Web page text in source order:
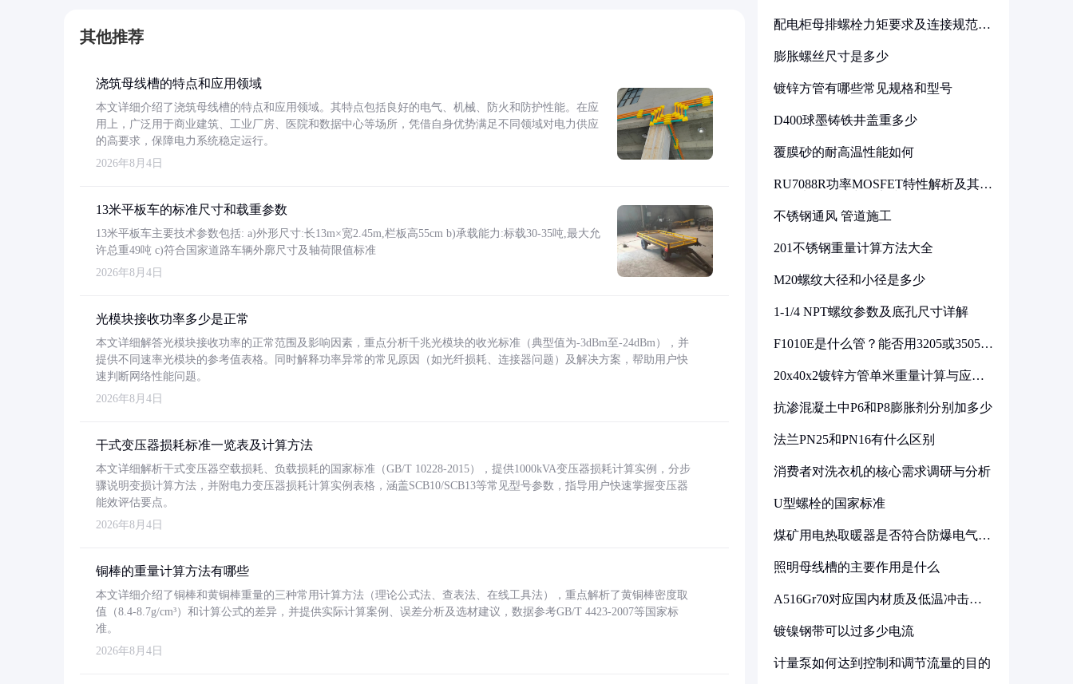
其他推荐
浇筑母线槽的特点和应用领域
本文详细介绍了浇筑母线槽的特点和应用领域。其特点包括良好的电气、机械、防火和防护性能。在应
用上，广泛用于商业建筑、工业厂房、医院和数据中心等场所，凭借自身优势满足不同领域对电力供应
的高要求，保障电力系统稳定运行。
2026年8月4日
13米平板车的标准尺寸和载重参数
13米平板车主要技术参数包括: a)外形尺寸:长13m×宽2.45m,栏板高55cm b)承载能力:标载30-35吨,最大允
许总重49吨 c)符合国家道路车辆外廓尺寸及轴荷限值标准
2026年8月4日
光模块接收功率多少是正常
本文详细解答光模块接收功率的正常范围及影响因素，重点分析千兆光模块的收光标准（典型值为-3dBm至-24dBm），并
提供不同速率光模块的参考值表格。同时解释功率异常的常见原因（如光纤损耗、连接器问题）及解决方案，帮助用户快
速判断网络性能问题。
2026年8月4日
干式变压器损耗标准一览表及计算方法
本文详细解析干式变压器空载损耗、负载损耗的国家标准（GB/T 10228-2015），提供1000kVA变压器损耗计算实例，分步
骤说明变损计算方法，并附电力变压器损耗计算实例表格，涵盖SCB10/SCB13等常见型号参数，指导用户快速掌握变压器
能效评估要点。
2026年8月4日
铜棒的重量计算方法有哪些
本文详细介绍了铜棒和黄铜棒重量的三种常用计算方法（理论公式法、查表法、在线工具法），重点解析了黄铜棒密度取
值（8.4-8.7g/cm³）和计算公式的差异，并提供实际计算案例、误差分析及选材建议，数据参考GB/T 4423-2007等国家标
准。
2026年8月4日
配电柜母排螺栓力矩要求及连接规范详
膨胀螺丝尺寸是多少
镀锌方管有哪些常见规格和型号
D400球墨铸铁井盖重多少
覆膜砂的耐高温性能如何
RU7088R功率MOSFET特性解析及其在
不锈钢通风 管道施工
201不锈钢重量计算方法大全
M20螺纹大径和小径是多少
1-1/4 NPT螺纹参数及底孔尺寸详解
F1010E是什么管？能否用3205或3505代
20x40x2镀锌方管单米重量计算与应用
抗渗混凝土中P6和P8膨胀剂分别加多少
法兰PN25和PN16有什么区别
消费者对洗衣机的核心需求调研与分析
U型螺栓的国家标准
煤矿用电热取暖器是否符合防爆电气设
照明母线槽的主要作用是什么
A516Gr70对应国内材质及低温冲击要
镀镍钢带可以过多少电流
计量泵如何达到控制和调节流量的目的